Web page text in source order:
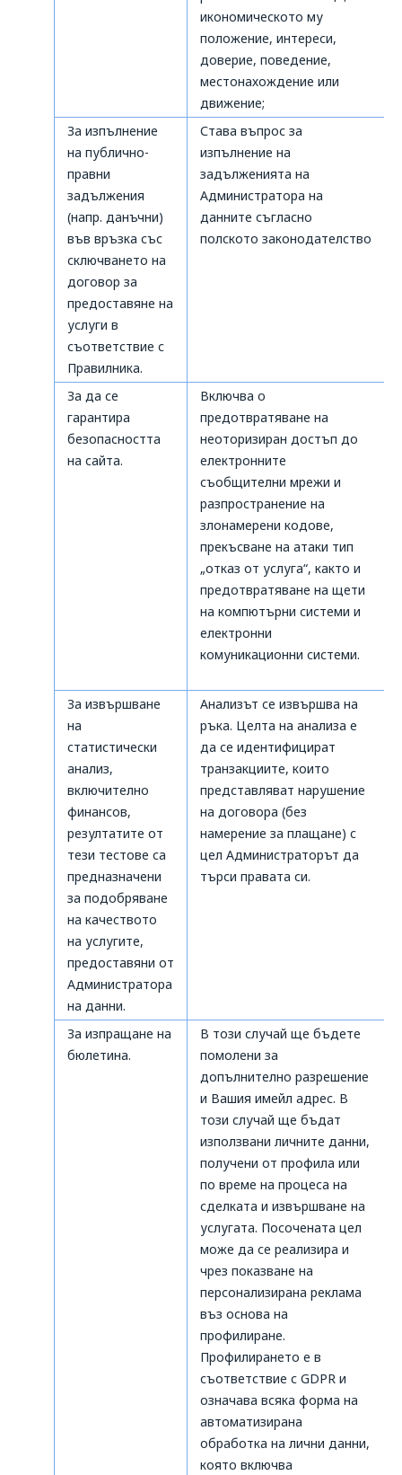
икономическото му
положение, интереси,
доверие, поведение,
местонахождение или
движение;
За изпълнение
на публично-
правни
задължения
(напр. данъчни)
във връзка със
сключването на
договор за
предоставяне на
услуги в
съответствие с
Правилника.
Става въпрос за
изпълнение на
задълженията на
Администратора на
данните съгласно
полското законодателство
За да се
гарантира
безопасността
на сайта.
Включва o
предотвратяване на
неоторизиран достъп до
електронните
съобщителни мрежи и
разпространение на
злонамерени кодове,
прекъсване на атаки тип
„отказ от услуга“, както и
предотвратяване на щети
на компютърни системи и
електронни
комуникационни системи.
За извършване
на
статистически
анализ,
включително
финансов,
резултатите от
тези тестове са
предназначени
за подобряване
на качеството
на услугите,
предоставяни от
Администратора
на данни.
Анализът се извършва на
ръка. Целта на анализа е
да се идентифицират
транзакциите, които
представляват нарушение
на договора (без
намерение за плащане) с
цел Администраторът да
търси правата си.
За изпращане на
бюлетина.
В този случай ще бъдете
помолени за
допълнително разрешение
и Вашия имейл адрес. В
този случай ще бъдат
използвани личните данни,
получени от профила или
по време на процеса на
сделката и извършване на
услугата. Посочената цел
може да се реализира и
чрез показване на
персонализирана реклама
въз основа на
профилиране.
Профилирането е в
съответствие с GDPR и
означава всяка форма на
автоматизирана
обработка на лични данни,
която включва